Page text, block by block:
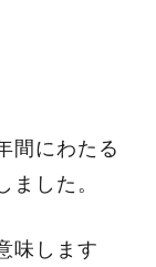
間にわたる
した。
味します